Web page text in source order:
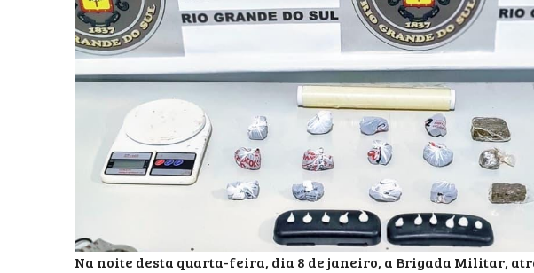
Na noite desta quarta-feira, dia 8 de janeiro, a Brigada Militar,